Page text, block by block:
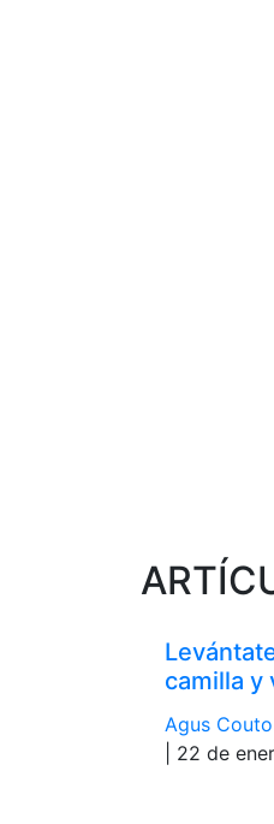
camilla y
Agus
| 22 de